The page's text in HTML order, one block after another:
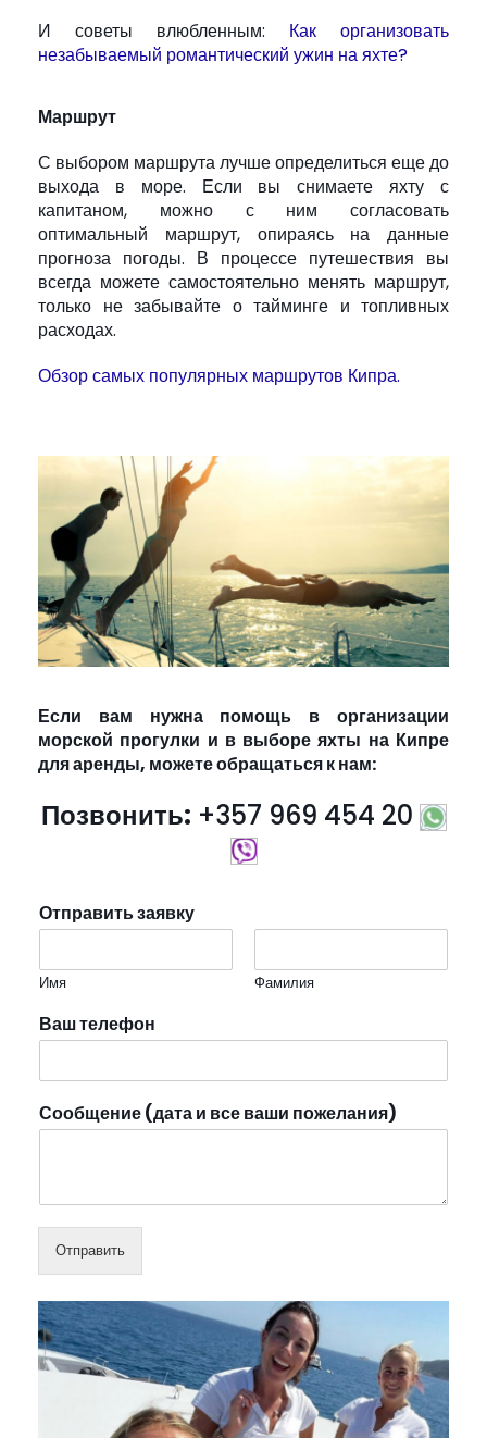
И советы влюбленным: Как организовать
незабываемый романтический ужин на яхте?
Маршрут
С выбором маршрута лучше определиться еще до
выхода в море. Если вы снимаете яхту с
капитаном, можно с ним согласовать
оптимальный маршрут, опираясь на данные
прогноза погоды. В процессе путешествия вы
всегда можете самостоятельно менять маршрут,
только не забывайте о тайминге и топливных
расходах.
Обзор самых популярных маршрутов Кипра.
Если вам нужна помощь в организации
морской прогулки и в выборе яхты на Кипре
для аренды, можете обращаться к нам:
Позвонить: +357 969 454 20
Отправить заявку
Имя Фамилия
Ваш телефон
Сообщение (дата и все ваши пожелания)
Отправить